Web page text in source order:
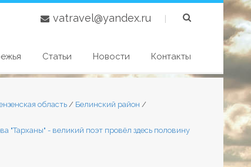
vatravel@yandex.ru |
Статьи Новости Контакты
область/ Белинский район /
"Тарханы" - великий поэт провёл здесь половину